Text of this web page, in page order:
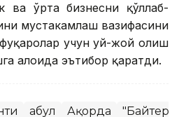
ва ўрта бизнесни қўллаб-
мустаҳкамлаш вазифасини
учун уй-жой олиш
алоҳида эътибор қаратди.
Қабул Ақорда